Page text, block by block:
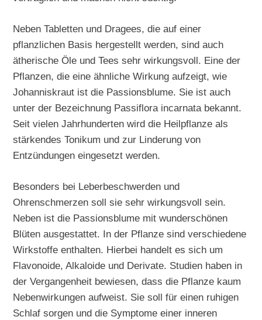
Neben Tabletten und Dragees, die auf einer
pflanzlichen Basis hergestellt werden, sind auch
ätherische Öle und Tees sehr wirkungsvoll. Eine der
Pflanzen, die eine ähnliche Wirkung aufzeigt, wie
Johanniskraut ist die Passionsblume. Sie ist auch
unter der Bezeichnung Passiflora incarnata bekannt.
Seit vielen Jahrhunderten wird die Heilpflanze als
stärkendes Tonikum und zur Linderung von
Entzündungen eingesetzt werden.
Besonders bei Leberbeschwerden und
Ohrenschmerzen soll sie sehr wirkungsvoll sein.
Neben ist die Passionsblume mit wunderschönen
Blüten ausgestattet. In der Pflanze sind verschiedene
Wirkstoffe enthalten. Hierbei handelt es sich um
Flavonoide, Alkaloide und Derivate. Studien haben in
der Vergangenheit bewiesen, dass die Pflanze kaum
Nebenwirkungen aufweist. Sie soll für einen ruhigen
Schlaf sorgen und die Symptome einer inneren